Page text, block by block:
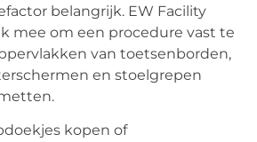
belangrijk. EW Facility
mee om een procedure vast te
van toetsenborden,
en stoelgrepen
kopen of